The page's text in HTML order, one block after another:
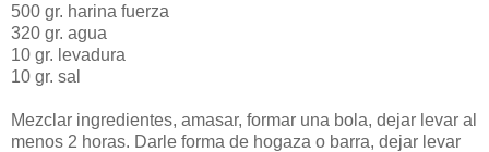
500 gr. harina fuerza
320 gr. agua
10 gr. levadura
10 gr. sal
Mezclar ingredientes, amasar, formar una bola, dejar levar al
menos 2 horas. Darle forma de hogaza o barra, dejar levar